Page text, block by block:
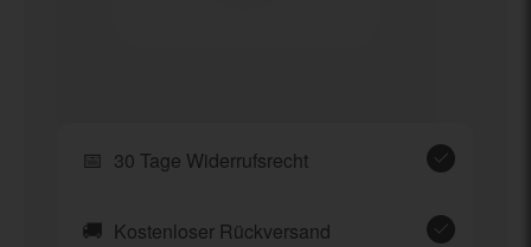
📅 30 Tage Widerrufsrecht
🚚 Kostenloser Rückversand